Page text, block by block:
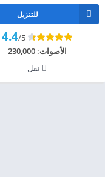
للتنزيل
4.4/5
الأصوات:230,000
نقل